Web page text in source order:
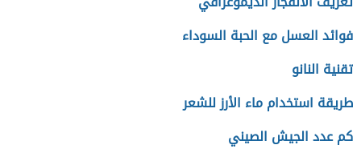
فوائد العسل مع الحبة السوداء
تقنية النانو
طريقة استخدام ماء الأرز للشعر
كم عدد الجيش الصيني